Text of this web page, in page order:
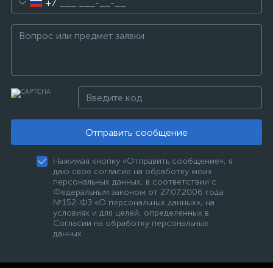
+7
Отправить сообщение
Нажимая кнопку «Отправить сообщение», я
даю свое согласие на обработку моих
персональных данных, в соответствии с
Федеральным законом от 27.07.2006 года
№152-ФЗ «О персональных данных», на
условиях и для целей, определенных в
Согласии на обработку персональных
данных